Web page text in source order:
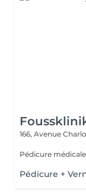
166, Avenue
Pédicure
Pédicure +